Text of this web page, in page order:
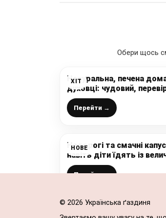
Обери щось
ХІТ
Натуральна, печена
духовці: чудовий,
від української господині
Перейти →
НОВЕ
Недорогі та смачні
навіть діти їдять із
задоволенням
Перейти →
© 2026 Українська ґаздиня